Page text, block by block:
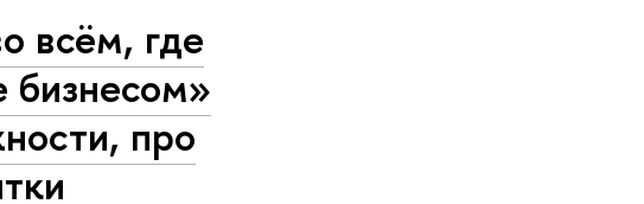
всём, где
бизнесом»
про